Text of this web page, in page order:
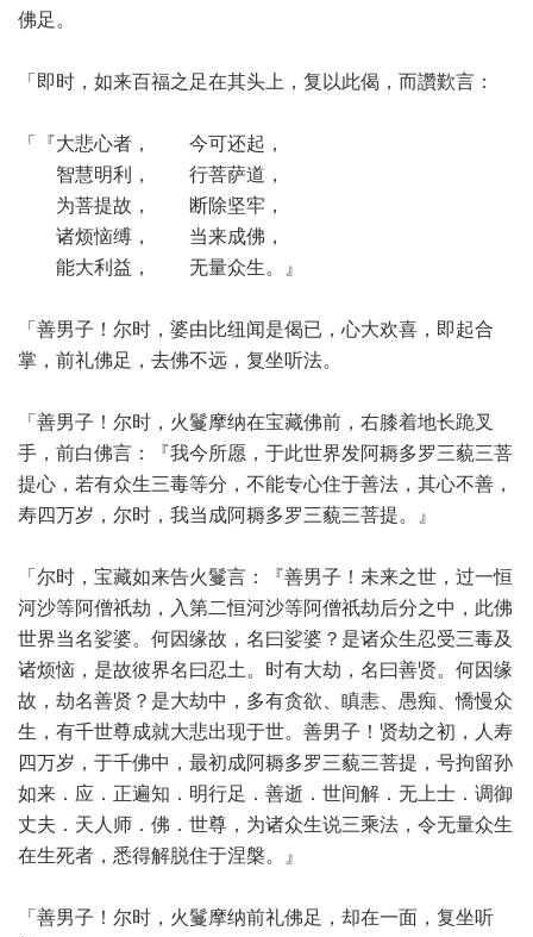
佛足。
「即时，如来百福之足在其头上，复以此偈，而讚歎言：
「『大悲心者， 今可还起，
智慧明利， 行菩萨道，
为菩提故， 断除坚牢，
诸烦恼缚， 当来成佛，
能大利益， 无量众生。』
「善男子！尔时，婆由比纽闻是偈已，心大欢喜，即起合
掌，前礼佛足，去佛不远，复坐听法。
「善男子！尔时，火鬘摩纳在宝藏佛前，右膝着地长跪叉
手，前白佛言：『我今所愿，于此世界发阿耨多罗三藐三菩
提心，若有众生三毒等分，不能专心住于善法，其心不善，
寿四万岁，尔时，我当成阿耨多罗三藐三菩提。』
「尔时，宝藏如来告火鬘言：『善男子！未来之世，过一恒
河沙等阿僧祇劫，入第二恒河沙等阿僧祇劫后分之中，此佛
世界当名娑婆。何因缘故，名曰娑婆？是诸众生忍受三毒及
诸烦恼，是故彼界名曰忍土。时有大劫，名曰善贤。何因缘
故，劫名善贤？是大劫中，多有贪欲、瞋恚、愚痴、憍慢众
生，有千世尊成就大悲出现于世。善男子！贤劫之初，人寿
四万岁，于千佛中，最初成阿耨多罗三藐三菩提，号拘留孙
如来．应．正遍知．明行足．善逝．世间解．无上士．调御
丈夫．天人师．佛．世尊，为诸众生说三乘法，令无量众生
在生死者，悉得解脱住于涅槃。』
「善男子！尔时，火鬘摩纳前礼佛足，却在一面，复坐听